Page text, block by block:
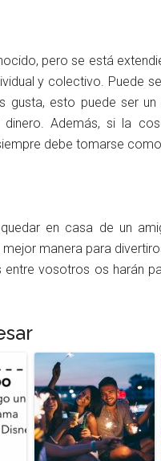
pero se está
y colectivo. Puede
gusta, esto puede ser
Además, si la
debe tomarse
en casa de un
manera para
vosotros os harán